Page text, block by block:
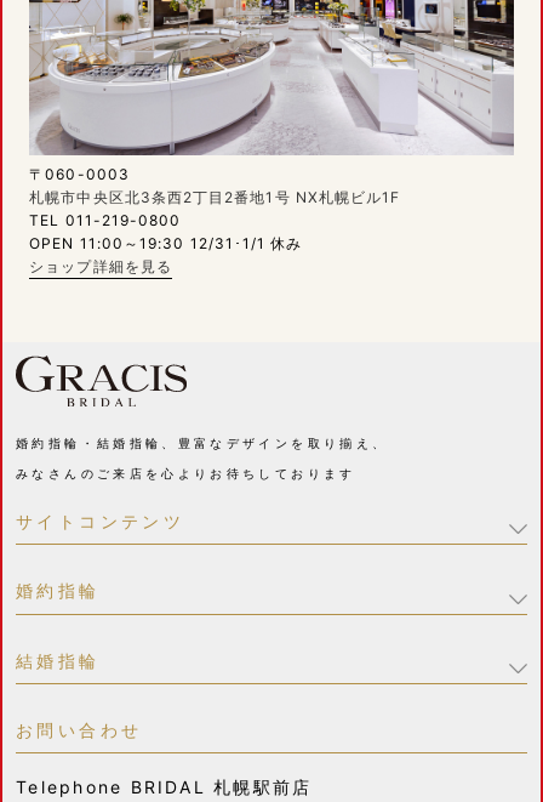
〒060-0003
札幌市中央区北3条西2丁目2番地1号 NX札幌ビル1F
TEL 011-219-0800
OPEN 11:00～19:30 12/31･1/1 休み
ショップ詳細を見る
婚約指輪・結婚指輪、豊富なデザインを取り揃え、
みなさんのご来店を心よりお待ちしております
サイトコンテンツ
婚約指輪
結婚指輪
お問い合わせ
Telephone BRIDAL 札幌駅前店